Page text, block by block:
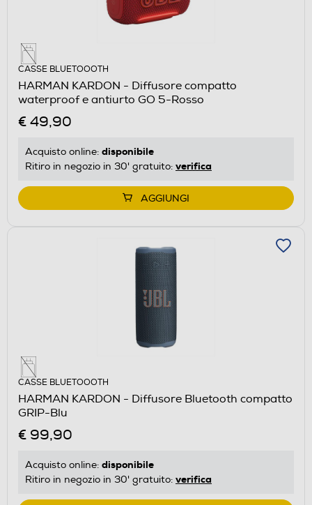
CASSE BLUETOOOTH
HARMAN KARDON - Diffusore compatto
waterproof e antiurto GO 5-Rosso
€ 49,90
Acquisto online: disponibile
Ritiro in negozio in 30' gratuito: verifica
AGGIUNGI
CASSE BLUETOOOTH
HARMAN KARDON - Diffusore Bluetooth compatto
GRIP-Blu
€ 99,90
Acquisto online: disponibile
Ritiro in negozio in 30' gratuito: verifica